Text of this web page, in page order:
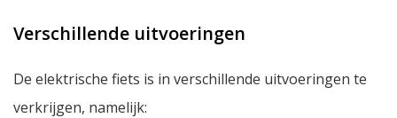
Verschillende uitvoeringen
De elektrische fiets is in verschillende uitvoeringen te
verkrijgen, namelijk: